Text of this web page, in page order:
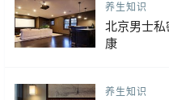
养生知识
北京男士
康
养生知识